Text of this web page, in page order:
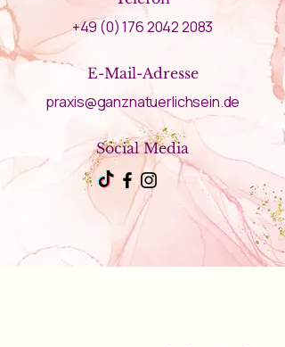
+49 (0) 176 2042 2083
E-Mail-Adresse
praxis@ganznatuerlichsein.de
Social Media